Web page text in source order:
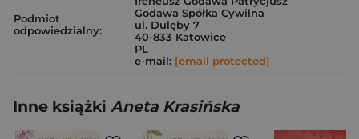
Podmiot
odpowiedzialny:
Godawa Spółka Cywilna
ul. Dulęby 7
40-833 Katowice
PL
e-mail: [email protected]
Inne książki Aneta Krasińska